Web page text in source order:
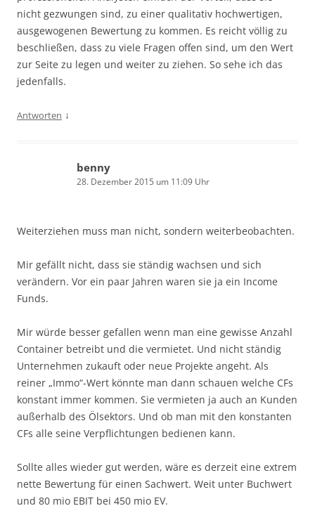
nicht gezwungen sind, zu einer qualitativ hochwertigen,
ausgewogenen Bewertung zu kommen. Es reicht völlig zu
beschließen, dass zu viele Fragen offen sind, um den Wert
zur Seite zu legen und weiter zu ziehen. So sehe ich das
jedenfalls.
Antworten ↓
benny
28. Dezember 2015 um 11:09 Uhr
Weiterziehen muss man nicht, sondern weiterbeobachten.
Mir gefällt nicht, dass sie ständig wachsen und sich
verändern. Vor ein paar Jahren waren sie ja ein Income
Funds.
Mir würde besser gefallen wenn man eine gewisse Anzahl
Container betreibt und die vermietet. Und nicht ständig
Unternehmen zukauft oder neue Projekte angeht. Als
reiner „Immo“-Wert könnte man dann schauen welche CFs
konstant immer kommen. Sie vermieten ja auch an Kunden
außerhalb des Ölsektors. Und ob man mit den konstanten
CFs alle seine Verpflichtungen bedienen kann.
Sollte alles wieder gut werden, wäre es derzeit eine extrem
nette Bewertung für einen Sachwert. Weit unter Buchwert
und 80 mio EBIT bei 450 mio EV.